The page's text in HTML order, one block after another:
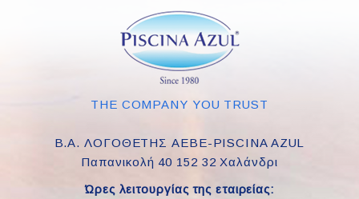
THE COMPANY YOU TRUST
Β.Α. ΛΟΓΟΘΕΤΗΣ ΑΕΒΕ-PISCINA AZUL
Παπανικολή 40 152 32 Χαλάνδρι
Ώρες λειτουργίας της εταιρείας: